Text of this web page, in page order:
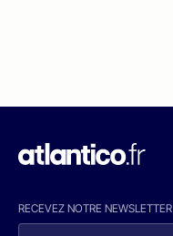
RECEVEZ NOTRE NEWSLETTER